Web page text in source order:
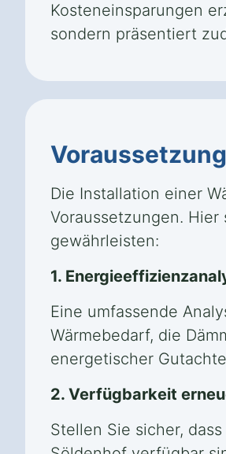
Kosteneinsparungen
sondern präsentiert
Die Installation einer
Voraussetzungen.
gewährleisten:
1.
Eine umfassende
Wärmebedarf, die
energetischer
2. Verfügbarkeit
Stellen Sie sicher,